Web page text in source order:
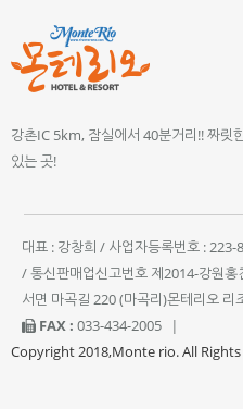
강촌IC 5km, 잠실에서 40분거리!! 짜릿
있는 곳!
대표 : 강창희 / 사업자등록번호 :
/ 통신판매업신고번호 제2014-강원홍
서면 마곡길 220 (마곡리)몬테리오 리
FAX : 033-434-2005
|
Copyright 2018,Monte rio. All